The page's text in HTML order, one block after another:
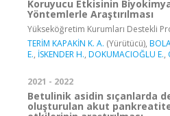
Koruyucu Etkisinin
Yöntemlerle Araştırılması
Yükseköğretim Kurumları Destekli
TERİM KAPAKİN K. A. (Yürütücü),
E., İSKENDER H., DOKUMACIOĞLU E.,
2021 - 2022
Betulinik asidin sıçanlarda
oluşturulan akut